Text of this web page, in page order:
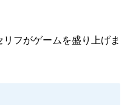
フがゲームを盛り上げま